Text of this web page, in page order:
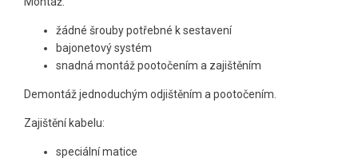
žádné šrouby potřebné k sestavení
bajonetový systém
snadná montáž pootočením a zajištěním
Demontáž jednoduchým odjištěním a pootočením.
Zajištění kabelu:
speciální matice